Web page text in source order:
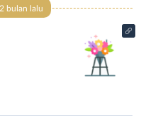
bulan lalu